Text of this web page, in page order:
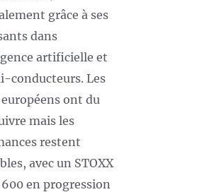
grâce à ses
dans
artificielle et
conducteurs. Les
ont du
mais les
restent
avec un STOXX
en progression